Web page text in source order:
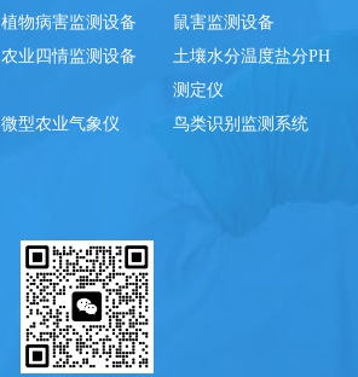
植物病害监测设备
鼠害监测设备
农业四情监测设备
土壤水分温度盐分PH
测定仪
微型农业气象仪 鸟类识别监测系统